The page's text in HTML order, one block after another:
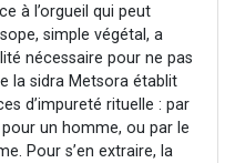
à l’orgueil qui peut
simple végétal, a
nécessaire pour ne pas
la sidra Metsora établit
d’impureté rituelle : par
un homme, ou par le
Pour s’en extraire, la